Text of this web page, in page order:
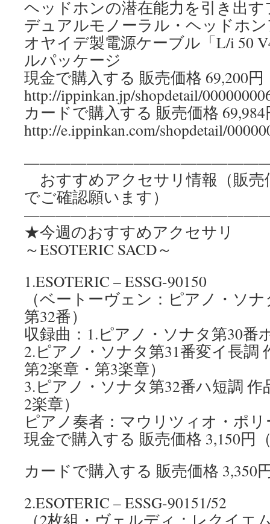
ヘッドホンの潜在能力を引き出
デュアルモノーラル・ヘッドホ
オヤイデ製電源ケーブル「L/i 50
ルパッケージ
現金で購入する 販売価格 69,200円
http://ippinkan.jp/shopdetail/
カードで購入する 販売価格
http://e.ippinkan.com/shopdetail/
おすすめアクセサリ情報（販売
でご確認願います）
★今週のおすすめアクセサリ
～ESOTERIC SACD～
1.ESOTERIC – ESSG-90150
（ベートーヴェン：ピアノ・ソ
第32番）
収録曲：1.ピアノ・ソナタ第30番
2.ピアノ・ソナタ第31番変イ長調
第2楽章・第3楽章）
3.ピアノ・ソナタ第32番ハ短調 作
2楽章）
ピアノ奏者：マウリツィオ・ポ
現金で購入する 販売価格 3,150円
カードで購入する 販売価格 3,350
2.ESOTERIC – ESSG-90151/52
（2枚組・ヴェルディ：レクイエ